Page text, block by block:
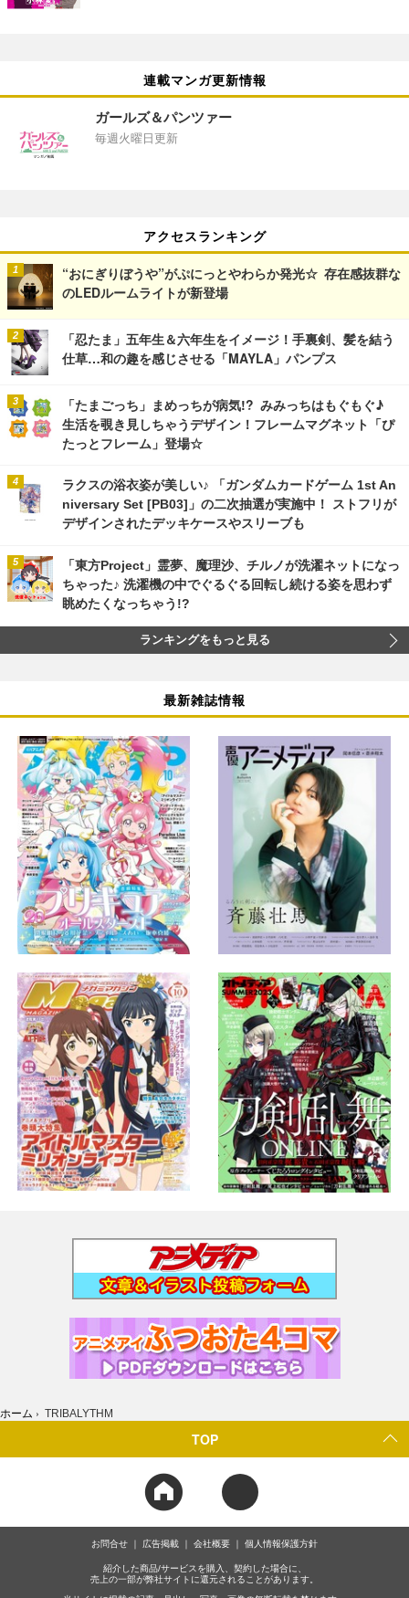
連載マンガ更新情報
ガールズ＆パンツァー
毎週火曜日更新
アクセスランキング
“おにぎりぼうや”がぷにっとやわらか発光☆ 存在感抜群な
のLEDルームライトが新登場
「忍たま」五年生＆六年生をイメージ！手裏剣、髪を結う
仕草…和の趣を感じさせる「MAYLA」パンプス
「たまごっち」まめっちが病気!? みみっちはもぐもぐ♪
生活を覗き見しちゃうデザイン！フレームマグネット「ぴ
たっとフレーム」登場☆
ラクスの浴衣姿が美しい♪ 「ガンダムカードゲーム 1st An
niversary Set [PB03]」の二次抽選が実施中！ ストフリが
デザインされたデッキケースやスリーブも
「東方Project」霊夢、魔理沙、チルノが洗濯ネットになっ
ちゃった♪ 洗濯機の中でぐるぐる回転し続ける姿を思わず
眺めたくなっちゃう!?
ランキングをもっと見る
最新雑誌情報
ホーム › TRIBALYTHM
TOP
お問合せ 広告掲載 会社概要 個人情報保護方針
紹介した商品/サービスを購入、契約した場合に、
売上の一部が弊社サイトに還元されることがあります。